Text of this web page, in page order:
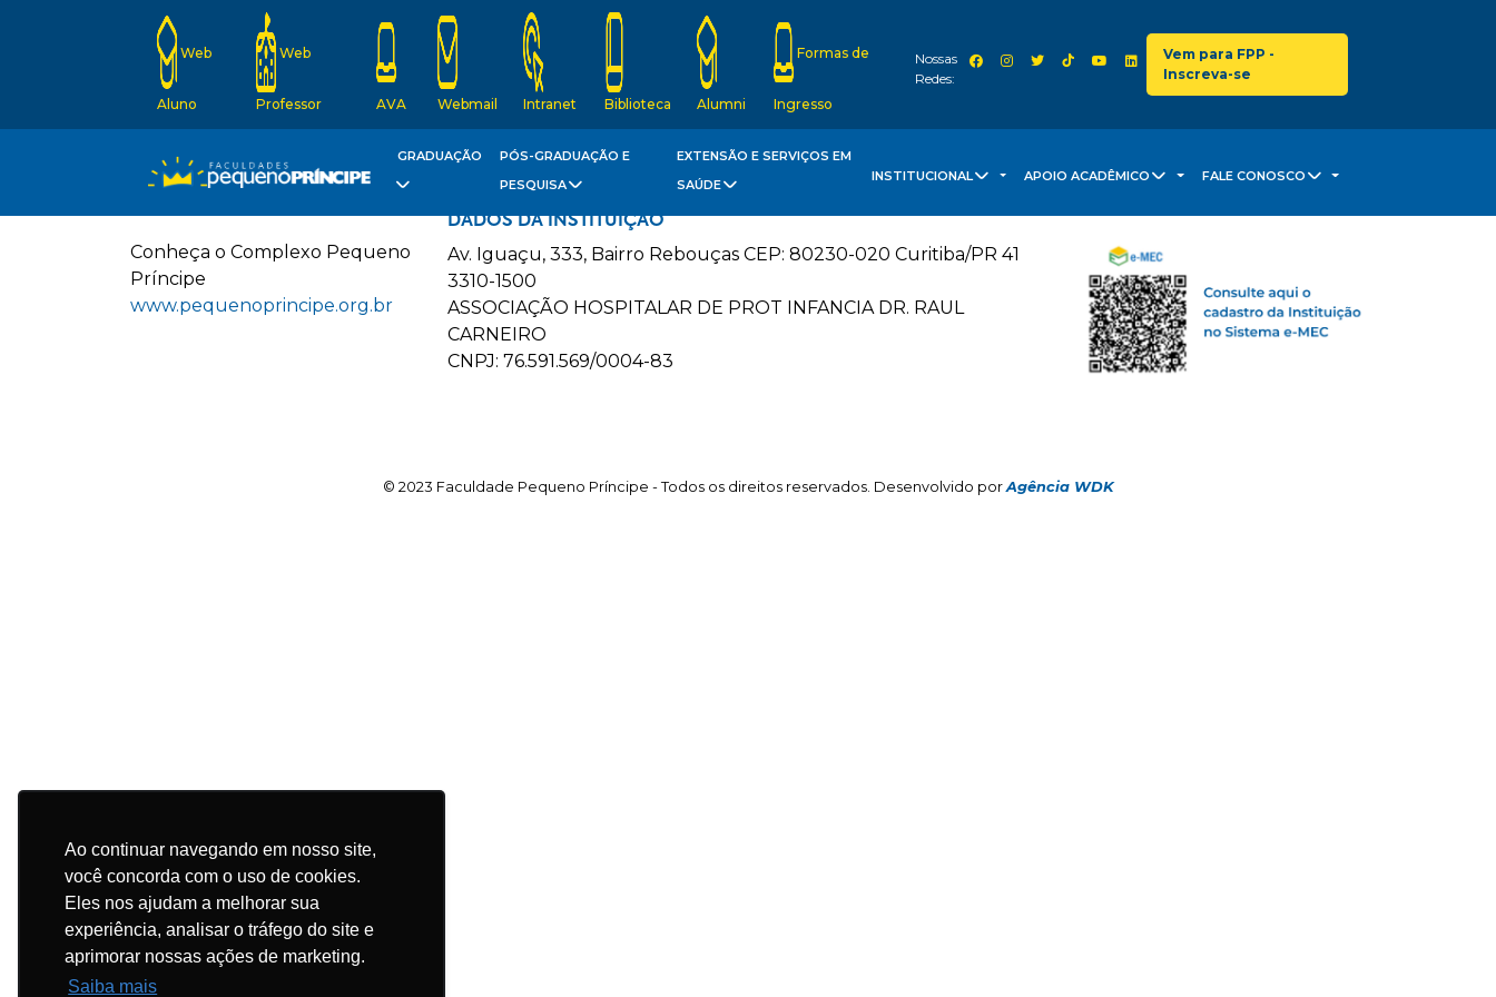
Ao continuar navegando em nosso site,
você concorda com o uso de cookies.
Eles nos ajudam a melhorar sua
experiência, analisar o tráfego do site e
aprimorar nossas ações de marketing.
Saiba mais
Web
Aluno
Web
Professor AVA Webmail Intranet Biblioteca Alumni
Formas de
Ingresso
Nossas
Redes:
Vem para FPP -
Inscreva-se
GRADUAÇÃO
PÓS-GRADUAÇÃO E
PESQUISA
EXTENSÃO E SERVIÇOS EM
SAÚDE
INSTITUCIONAL APOIO ACADÊMICO FALE CONOSCO
Conheça o Complexo Pequeno
Príncipe
www.pequenoprincipe.org.br
DADOS DA INSTITUIÇÃO
Av. Iguaçu, 333, Bairro Rebouças CEP: 80230-020 Curitiba/PR 41
3310-1500
ASSOCIAÇÃO HOSPITALAR DE PROT INFANCIA DR. RAUL
CARNEIRO
CNPJ: 76.591.569/0004-83
© 2023 Faculdade Pequeno Príncipe - Todos os direitos reservados. Desenvolvido porAgência WDK